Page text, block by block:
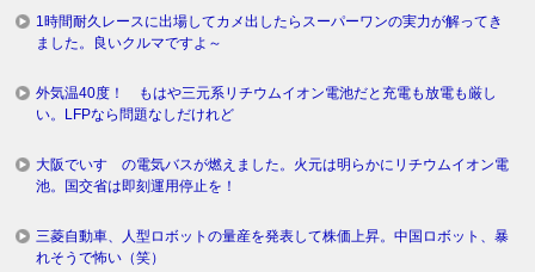
1時間耐久レースに出場してカメ出したらスーパーワンの実力が解ってき
ました。良いクルマですよ～
外気温40度！ もはや三元系リチウムイオン電池だと充電も放電も厳し
い。LFPなら問題なしだけれど
大阪でいすゞの電気バスが燃えました。火元は明らかにリチウムイオン電
池。国交省は即刻運用停止を！
三菱自動車、人型ロボットの量産を発表して株価上昇。中国ロボット、暴
れそうで怖い（笑）